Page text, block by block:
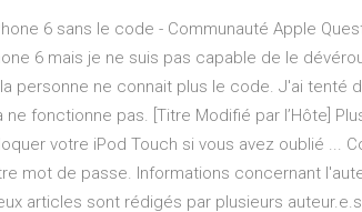
6 sans le code - Communauté Apple
6 mais je ne suis pas capable de le
personne ne connait plus le code. J'ai tenté
ne fonctionne pas. [Titre Modifié par l’Hôte]
votre iPod Touch si vous avez oublié ...
mot de passe. Informations concernant
articles sont rédigés par plusieurs